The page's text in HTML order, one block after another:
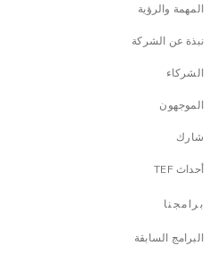
المهمة والرؤية
نبذة عن الشركة
الشركاء
الموجهون
شارك
أحداث TEF
برامجنا
البرامج السابقة